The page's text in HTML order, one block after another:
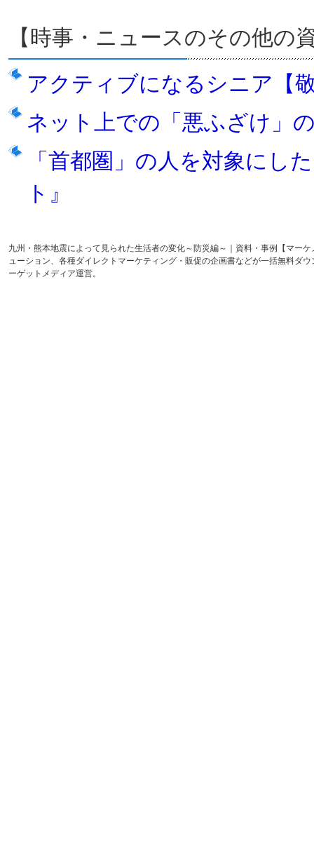
【時事・ニュースのその他の
アクティブになるシニア【
ネット上での「悪ふざけ」
「首都圏」の人を対象にし
ト』
九州・熊本地震によって見られた生活者の変化～防災編～｜資料・事例【マー
ューション、各種ダイレクトマーケティング・販促の企画書などが一括無料ダ
ーゲットメディア運営。